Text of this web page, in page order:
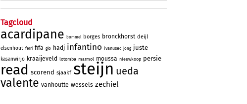
Tagcloud
acardipane bommel borges bronckhorst deijl
elsenhout ferri fifa gio hadj infantino ivanusec jong juste
kasanwirjo kraaijeveld lotomba marmol moussa nieuwkoop persie
read scorend sjaakf steijn ueda
valente vanhoutte wessels zechiel